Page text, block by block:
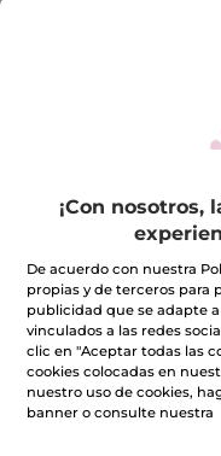
Kit Eau de Parfum
- Bouquet Ambré &
d’Azur
¡Con nosotros,
De acuerdo con nuestra
propias y de terceros para
publicidad que se adapte
vinculados a las redes
clic en "Aceptar todas las
cookies colocadas en
nuestro uso de cookies,
banner o consulte nuestra